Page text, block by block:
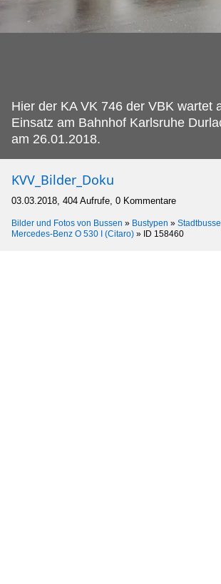
Hier der KA VK 746 der VBK wartet
Einsatz am Bahnhof Karlsruhe
am 26.01.2018.
KVV_Bilder_Doku
03.03.2018, 404 Aufrufe, 0 Kommentare
Bilder und Fotos von Bussen » Bustypen » Stadtbusse
Mercedes-Benz O 530 I (Citaro) » ID 158460